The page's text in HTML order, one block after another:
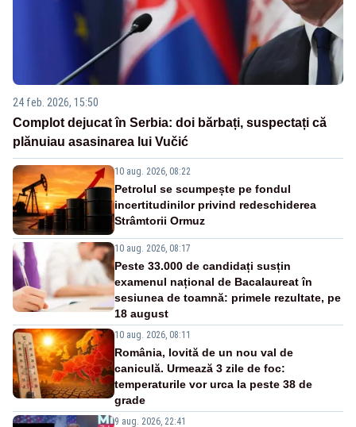
24 feb. 2026, 15:50
Complot dejucat în Serbia: doi bărbați, suspectați că
plănuiau asasinarea lui Vučić
10 aug. 2026, 08:22
Petrolul se scumpește pe fondul
incertitudinilor privind redeschiderea
Strâmtorii Ormuz
10 aug. 2026, 08:17
Peste 33.000 de candidați susțin
examenul național de Bacalaureat în
sesiunea de toamnă: primele rezultate, pe
18 august
10 aug. 2026, 08:11
România, lovită de un nou val de
caniculă. Urmează 3 zile de foc:
temperaturile vor urca la peste 38 de
grade
9 aug. 2026, 22:41